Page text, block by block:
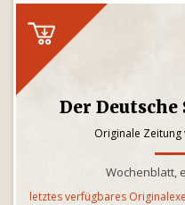
Der
Originale Zeitung
Wochenblatt,
letztes verfügbares